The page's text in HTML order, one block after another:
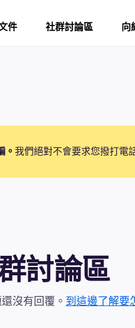
件 社群討論區 向
。 我們絕對不會要求您撥打電
討論區
沒有回覆。 到這邊了解要